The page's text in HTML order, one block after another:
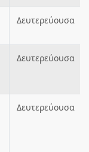
Δευτερεύουσα
Δευτερεύουσα
Δευτερεύουσα